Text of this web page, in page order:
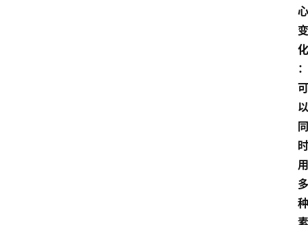
心
变
化
：
可
以
同
时
用
多
种
素